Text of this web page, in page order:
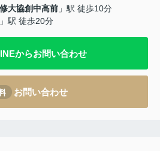
修大協創中高前 」駅 徒歩10分
」駅 徒歩20分
からお問い合わせ
お問い合わせ